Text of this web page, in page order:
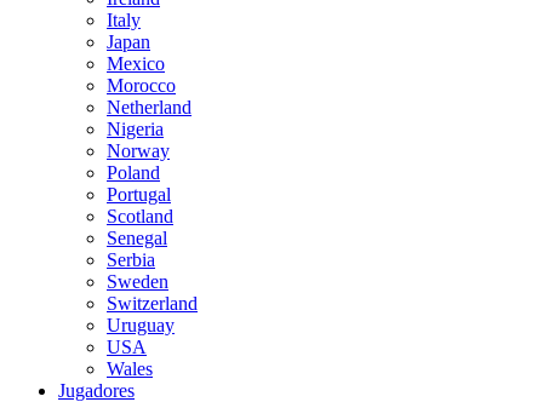
Italy
Japan
Mexico
Morocco
Netherland
Nigeria
Norway
Poland
Portugal
Scotland
Senegal
Serbia
Sweden
Switzerland
Uruguay
USA
Wales
Jugadores